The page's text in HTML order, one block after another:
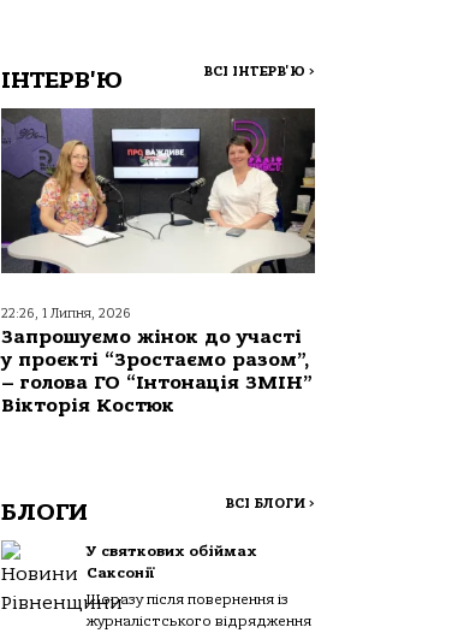
ІНТЕРВ'Ю ВСІ ІНТЕРВ'Ю >
22:26, 1 Липня, 2026
Запрошуємо жінок до участі
у проєкті “Зростаємо разом”,
– голова ГО “Інтонація ЗМІН”
Вікторія Костюк
БЛОГИ ВСІ БЛОГИ >
У святкових обіймах
Саксонії
Щоразу після повернення із
журналістського відрядження